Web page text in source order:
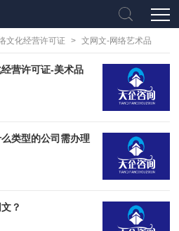
文化经营许可证 > 文网文-网络艺术品
营许可证-美术品
类型的公司需办理
？